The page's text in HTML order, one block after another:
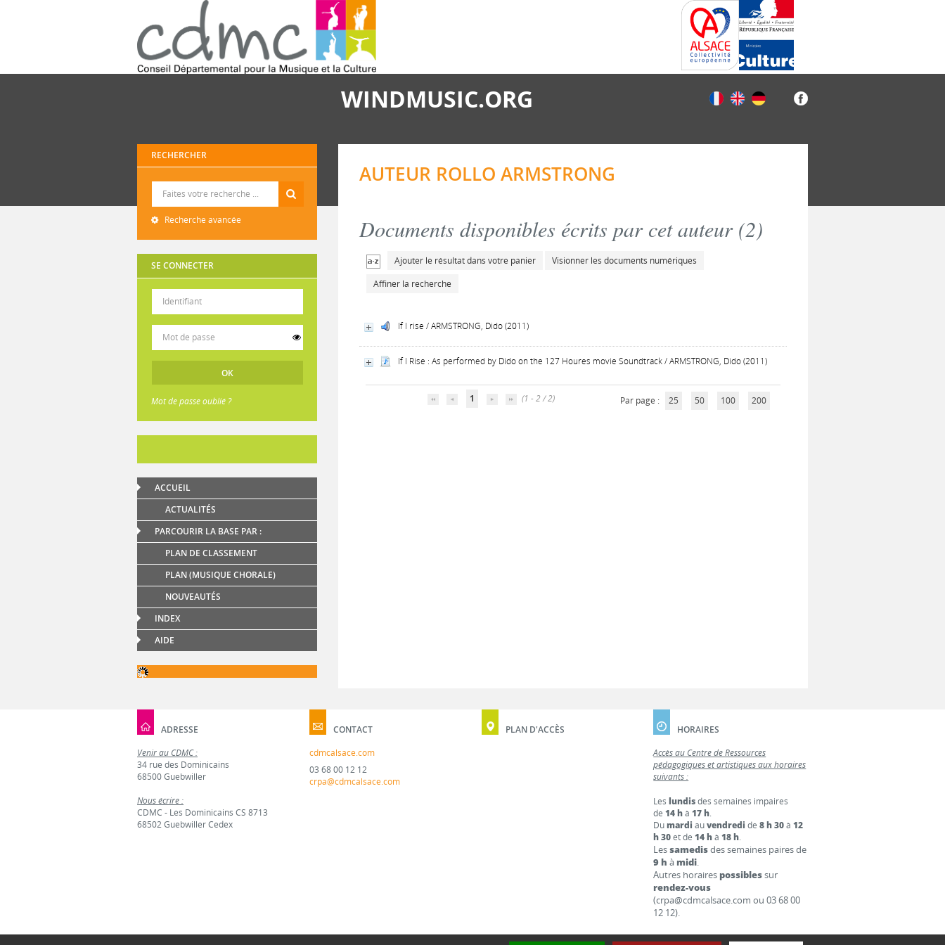
WINDMUSIC.ORG
RECHERCHER
Recherche avancée
SE CONNECTER
Mot de passe oublié ?
ACCUEIL
ACTUALITÉS
PARCOURIR LA BASE PAR :
PLAN DE CLASSEMENT
PLAN (MUSIQUE CHORALE)
NOUVEAUTÉS
INDEX
AIDE
AUTEUR ROLLO ARMSTRONG
Documents disponibles écrits par cet auteur (2)
Ajouter le résultat dans votre panier
Visionner les documents numériques
Affiner la recherche
If I rise / ARMSTRONG, Dido (2011)
If I Rise : As performed by Dido on the 127 Houres movie Soundtrack / ARMSTRONG, Dido (2011)
1 (1 - 2 / 2) Par page : 25 50 100 200
ADRESSE
Venir au CDMC :
34 rue des Dominicains
68500 Guebwiller
Nous écrire :
CDMC - Les Dominicains CS 8713
68502 Guebwiller Cedex
CONTACT
cdmcalsace.com
03 68 00 12 12
crpa@cdmcalsace.com
PLAN D'ACCÈS
HORAIRES
Accès au Centre de Ressources
pédagogiques et artistiques aux horaires
suivants :
Leslundisdes semaines impaires
de14 hà17 h.
Dumardi auvendredi de8 h 30à12
h 30et de14 hà18 h.
Lessamedisdes semaines paires de
9 h à midi.
Autres horaires possiblessur
rendez-vous
(crpa@cdmcalsace.com ou 03 68 00
12 12).